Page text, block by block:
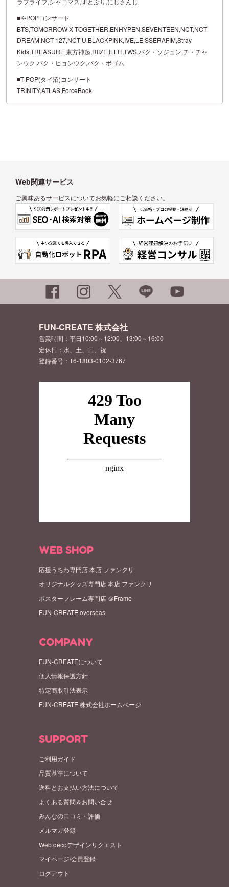
■K-POPコンサート
BTS,TOMORROW X TOGETHER,ENHYPEN,SEVENTEEN,NCT,NCT
DREAM,NCT 127,NCT U,BLACKPINK,IVE,LE SSERAFIM,Stray
Kids,TREASURE,東方神起,RIIZE,ILLIT,TWS,パク・ソジュン,チ・チャ
ンウク,パク・ヒョンウク,パク・ボゴム
■T-POP(タイ沼)コンサート
TRINITY,ATLAS,ForceBook
Web関連サービス
ご興味あるサービスについてお気軽にご相談ください。
FUN-CREATE 株式会社
営業時間：平日10:00～12:00、13:00～16:00
定休日：水、土、日、祝
登録番号：T6-1803-0102-3767
WEB SHOP
応援うちわ専門店 本店 ファンクリ
オリジナルグッズ専門店 本店 ファンクリ
ポスターフレーム専門店 ＠Frame
FUN-CREATE overseas
COMPANY
FUN-CREATEについて
個人情報保護方針
特定商取引法表示
FUN-CREATE 株式会社ホームページ
SUPPORT
ご利用ガイド
品質基準について
送料とお支払い方法について
よくある質問＆お問い合せ
みんなの口コミ・評価
メルマガ登録
Web decoデザインリクエスト
マイページ/会員登録
ログアウト